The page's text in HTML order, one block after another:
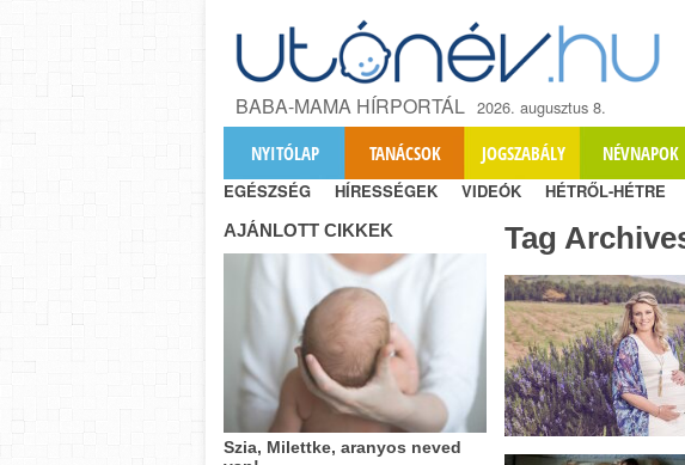
BABA-MAMA HÍRPORTÁL 2026. augusztus 8.
NYITÓLAP TANÁCSOK JOGSZABÁLY NÉVNAPOK
EGÉSZSÉG HÍRESSÉGEK VIDEÓK HÉTRŐL-HÉTRE
Tag
AJÁNLOTT CIKKEK
Szia, Milettke, aranyos neved